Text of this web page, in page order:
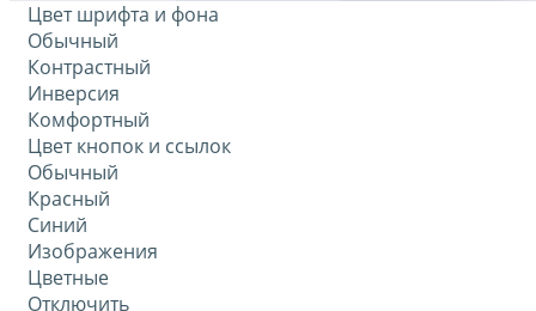
Цвет шрифта и фона
Обычный
Контрастный
Инверсия
Комфортный
Цвет кнопок и ссылок
Обычный
Красный
Синий
Изображения
Цветные
Отключить